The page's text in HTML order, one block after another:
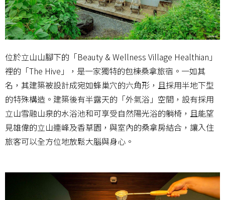
位於立山山腳下的「Beauty & Wellness Village Healthian」
裡的「The Hive」，是一家獨特的包棟桑拿旅宿。一如其
名，其建築被設計成宛如蜂巢穴的六角形，且採用半地下型
的特殊構造。建築後有半露天的「外氣浴」空間，設有採用
立山雪融山泉的水浴池和可享受自然陽光浴的躺椅，且能望
見雄偉的立山連峰及香草園，與室內的桑拿房結合，讓入住
旅客可以全方位地放鬆大腦與身心。